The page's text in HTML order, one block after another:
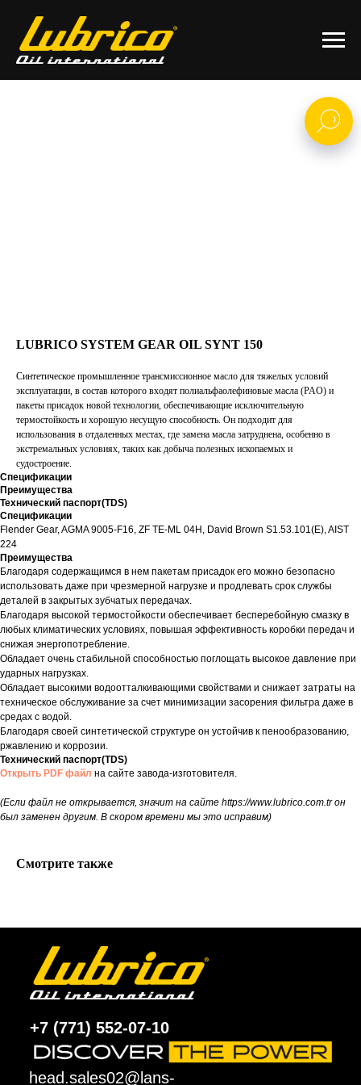
LUBRICO SYSTEM GEAR OIL SYNT 150
Синтетическое промышленное трансмиссионное масло для тяжелых условий
эксплуатации, в состав которого входят полиальфаолефиновые масла (PAO) и
пакеты присадок новой технологии, обеспечивающие исключительную
термостойкость и хорошую несущую способность. Он подходит для
использования в отдаленных местах, где замена масла затруднена, особенно в
экстремальных условиях, таких как добыча полезных ископаемых и
судостроение.
Спецификации
Преимущества
Технический паспорт(TDS)
Спецификации
Flender Gear, AGMA 9005-F16, ZF TE-ML 04H, David Brown S1.53.101(E), AIST
224
Преимущества
Благодаря содержащимся в нем пакетам присадок его можно безопасно
использовать даже при чрезмерной нагрузке и продлевать срок службы
деталей в закрытых зубчатых передачах.
Благодаря высокой термостойкости обеспечивает бесперебойную смазку в
любых климатических условиях, повышая эффективность коробки передач и
снижая энергопотребление.
Обладает очень стабильной способностью поглощать высокое давление при
ударных нагрузках.
Обладает высокими водоотталкивающими свойствами и снижает затраты на
техническое обслуживание за счет минимизации засорения фильтра даже в
средах с водой.
Благодаря своей синтетической структуре он устойчив к пенообразованию,
ржавлению и коррозии.
Технический паспорт(TDS)
Открыть PDF файл на сайте завода-изготовителя.
(Если файл не открывается, значит на сайте https://www.lubrico.com.tr он
был заменен другим. В скором времени мы это исправим)
Смотрите также
+7 (771) 552-07-10
head.sales02@lans-